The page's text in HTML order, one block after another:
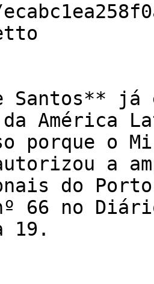
Santos** já
América
porque o
a
do
66 no
19.